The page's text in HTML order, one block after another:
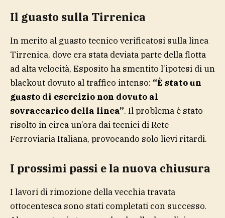
Il guasto sulla Tirrenica
In merito al guasto tecnico verificatosi sulla linea
Tirrenica, dove era stata deviata parte della flotta
ad alta velocità, Esposito ha smentito l’ipotesi di un
blackout dovuto al traffico intenso: “È stato un
guasto di esercizio non dovuto al
sovraccarico della linea”. Il problema è stato
risolto in circa un’ora dai tecnici di Rete
Ferroviaria Italiana, provocando solo lievi ritardi.
I prossimi passi e la nuova chiusura
I lavori di rimozione della vecchia travata
ottocentesca sono stati completati con successo.